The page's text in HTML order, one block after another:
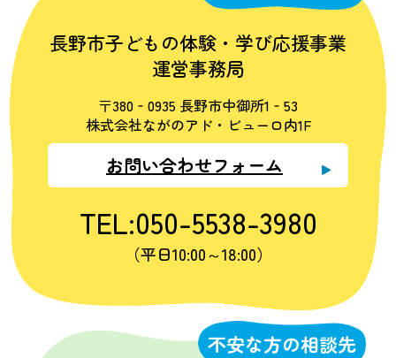
長野市子どもの体験・学び応援事業
運営事務局
〒380‐0935 長野市中御所1‐53
株式会社ながのアド・ビューロ内1F
お問い合わせフォーム
TEL:050-5538-3980
（平日10:00～18:00）
不安な方の相談先